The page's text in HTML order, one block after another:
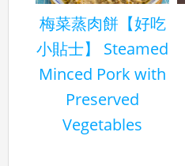
梅菜蒸肉餅【好吃
小貼士】 Steamed
Minced Pork with
Preserved
Vegetables